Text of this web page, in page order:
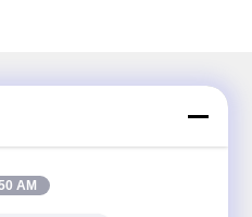
AM